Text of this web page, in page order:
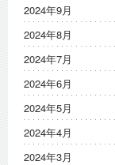
2024年9月
2024年8月
2024年7月
2024年6月
2024年5月
2024年4月
2024年3月